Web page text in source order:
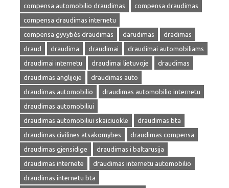
compensa automobilio draudimas
compensa draudimas
compensa draudimas internetu
compensa gyvybės draudimas
darudimas
dradimas
draud
draudima draudimai
draudimai automobiliams
draudimai internetu
draudimai lietuvoje
draudimas
draudimas anglijoje
draudimas auto
draudimas automobilio
draudimas automobilio internetu
draudimas automobiliui
draudimas automobiliui skaiciuokle
draudimas bta
draudimas civilines atsakomybes
draudimas compensa
draudimas gjensidige
draudimas i baltarusija
draudimas internete
draudimas internetu automobilio
draudimas internetu bta